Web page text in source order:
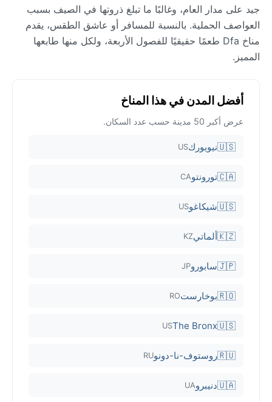
جيد على مدار العام، وغالبًا ما تبلغ ذروتها في الصيف بسبب
العواصف الحملية. بالنسبة للمسافر أو عاشق الطقس، يقدم
مناخ Dfa طعمًا حقيقيًا للفصول الأربعة، ولكل منها طابعها
المميز.
أفضل المدن في هذا المناخ
عرض أكبر 50 مدينة حسب عدد السكان.
🇺🇸نيويوركUS
🇨🇦تورونتوCA
🇺🇸شيكاغوUS
🇰🇿ألماتيKZ
🇯🇵سابوروJP
🇷🇴بوخارستRO
🇺🇸
The Bronx
US
🇷🇺روستوف-نا-دونوRU
🇺🇦دنيبروUA